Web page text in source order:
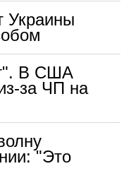
Украины
В США
за ЧП на
"Это